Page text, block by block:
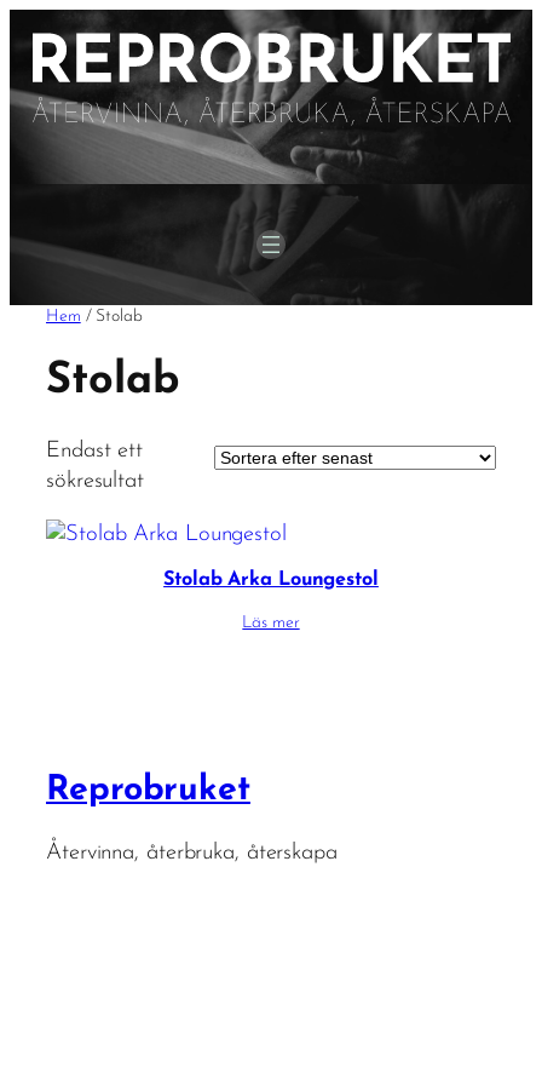
Hem / Stolab
Stolab
Endast ett
sökresultat
Stolab Arka Loungestol
Läs mer
Reprobruket
Återvinna, återbruka, återskapa